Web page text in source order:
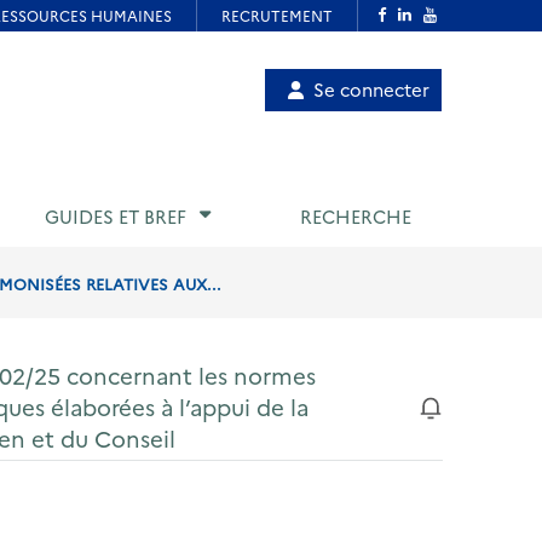
Menu
utilisateur
Se connecter
GUIDES ET BREF RECHERCHE
RELATIVES AUX...
25 concernant les normes
élaborées à l’appui de la
et du Conseil